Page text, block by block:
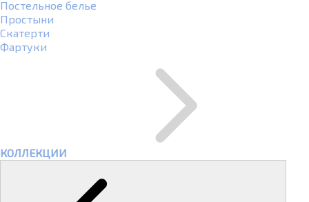
Постельное белье
Простыни
Скатерти
Фартуки
КОЛЛЕКЦИИ